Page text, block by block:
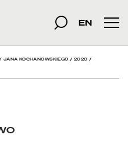
żywo -
szukana fraza
Szukaj
EN
JANA KOCHANOWSKIEGO / 2020 /